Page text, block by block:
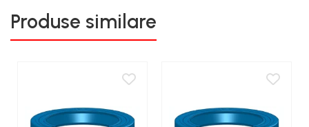
Produse similare